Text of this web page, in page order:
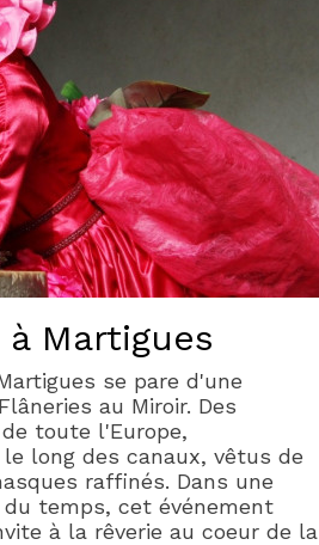
Martigues
se pare d'une
au Miroir. Des
toute l'Europe,
long des canaux, vêtus de
raffinés. Dans une
temps, cet événement
à la rêverie au coeur de la